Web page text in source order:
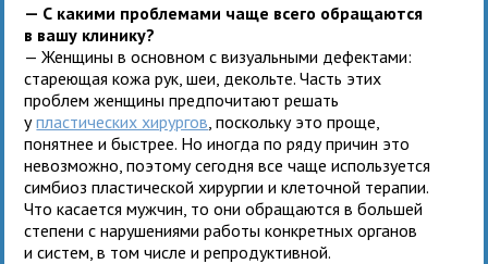
— С какими проблемами чаще всего обращаются
в вашу клинику?
— Женщины в основном с визуальными дефектами:
стареющая кожа рук, шеи, декольте. Часть этих
проблем женщины предпочитают решать
упластических хирургов , поскольку это проще,
понятнее и быстрее. Но иногда по ряду причин это
невозможно, поэтому сегодня все чаще используется
симбиоз пластической хирургии и клеточной терапии.
Что касается мужчин, то они обращаются в большей
степени с нарушениями работы конкретных органов
и систем, в том числе и репродуктивной.